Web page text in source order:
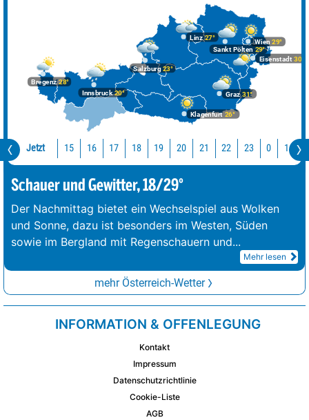
Bregenz28°
Graz31°
Innsbruck20°
Klagenfurt 26°
Linz27°
Salzburg23°
Wien 29°
Eisenstadt 30°
Sankt Pölten 29°
Jetzt 15 16 17 18 19 20 21 22 23 0 1
Schauer und Gewitter, 18/29°
Der Nachmittag bietet ein Wechselspiel aus Wolken
und Sonne, dazu ist besonders im Westen, Süden
sowie im Bergland mit Regenschauern und...
Mehr lesen
mehr Österreich-Wetter
INFORMATION & OFFENLEGUNG
Kontakt
Impressum
Datenschutzrichtlinie
Cookie-Liste
AGB